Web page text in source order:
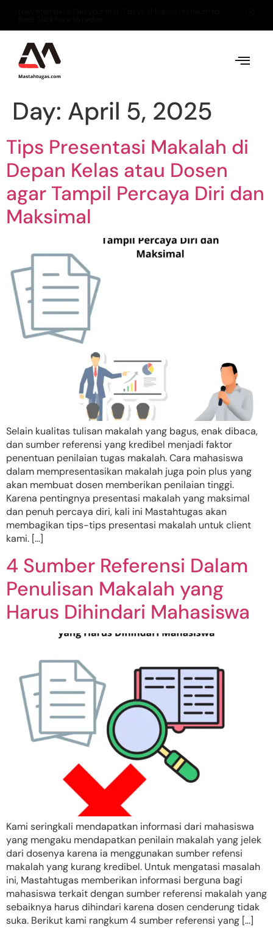
Day: April 5, 2025
Tips Presentasi Makalah di
Depan Kelas atau Dosen
agar Tampil Percaya Diri dan
Maksimal
Selain kualitas tulisan makalah yang bagus, enak dibaca,
dan sumber referensi yang kredibel menjadi faktor
penentuan penilaian tugas makalah. Cara mahasiswa
dalam mempresentasikan makalah juga poin plus yang
akan membuat dosen memberikan penilaian tinggi.
Karena pentingnya presentasi makalah yang maksimal
dan penuh percaya diri, kali ini Mastahtugas akan
membagikan tips-tips presentasi makalah untuk client
kami. […]
4 Sumber Referensi Dalam
Penulisan Makalah yang
Harus Dihindari Mahasiswa
Kami seringkali mendapatkan informasi dari mahasiswa
yang mengaku mendapatkan penilain makalah yang jelek
dari dosenya karena ia menggunakan sumber refensi
makalah yang kurang kredibel. Untuk mengatasi masalah
ini, Mastahtugas memberikan informasi berguna bagi
mahasiswa terkait dengan sumber referensi makalah yang
sebaiknya harus dihindari karena dosen cenderung tidak
suka. Berikut kami rangkum 4 sumber referensi yang […]